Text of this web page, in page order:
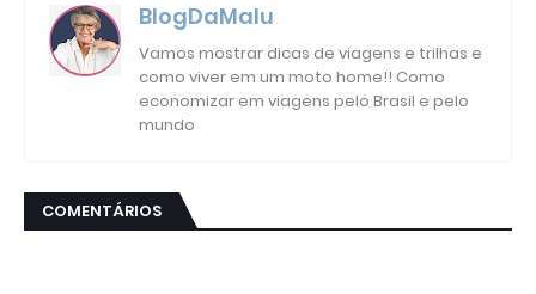
BlogDaMalu
Vamos mostrar dicas de viagens e trilhas e
como viver em um moto home!! Como
economizar em viagens pelo Brasil e pelo
mundo
COMENTÁRIOS